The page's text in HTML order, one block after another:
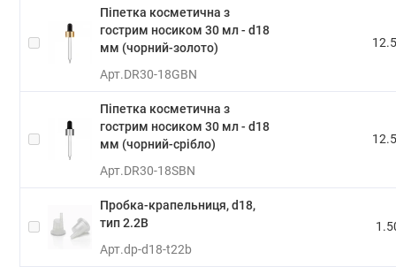
Піпетка косметична з
гострим носиком 30 мл - d18
мм (чорний-золото)
Арт.DR30-18GBN
Піпетка косметична з
гострим носиком 30 мл - d18
мм (чорний-срібло)
Арт.DR30-18SBN
Пробка-крапельниця, d18,
тип 2.2B
Арт.dp-d18-t22b